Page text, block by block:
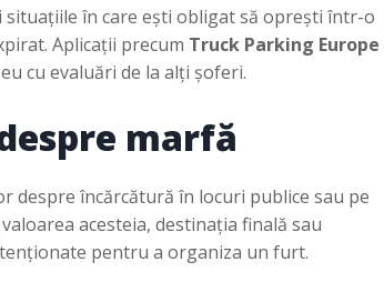
situațiile în care ești obligat să oprești într-o
Aplicații precum Truck Parking Europe
cu evaluări de la alți șoferi.
marfă
despre încărcătură în locuri publice sau pe
acesteia, destinația finală sau
pentru a organiza un furt.